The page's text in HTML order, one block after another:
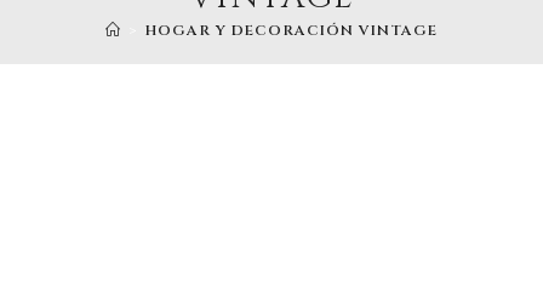
HOGAR Y DECORACIÓN VINTAGE